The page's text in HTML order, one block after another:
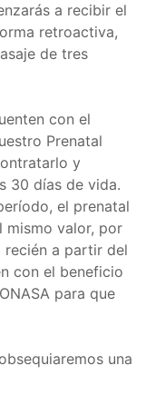
a recibir el
retroactiva,
de tres
con el
Prenatal
y
30 días de vida.
el prenatal
mismo valor, por
recién a partir del
con el beneficio
para que
una